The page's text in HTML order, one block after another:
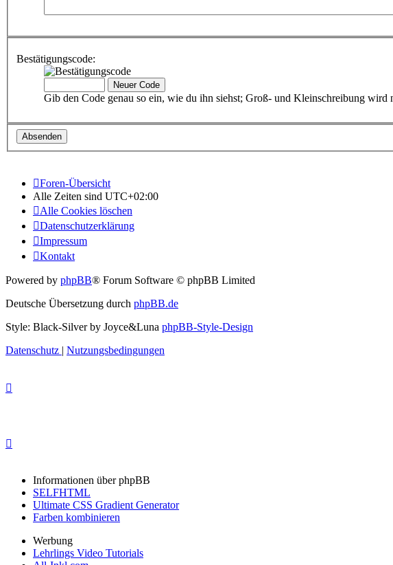
Bestätigungscode:
Gib den Code genau so ein, wie du ihn siehst; Groß- und Kleinschreibung wird
Foren-Übersicht
Alle Zeiten sind UTC+02:00
Alle Cookies löschen
Datenschutzerklärung
Impressum
Kontakt
Powered by phpBB® Forum Software © phpBB Limited
Deutsche Übersetzung durch phpBB.de
Style: Black-Silver by Joyce&Luna phpBB-Style-Design
Datenschutz | Nutzungsbedingungen
Informationen über phpBB
SELFHTML
Ultimate CSS Gradient Generator
Farben kombinieren
Werbung
Lehrlings Video Tutorials